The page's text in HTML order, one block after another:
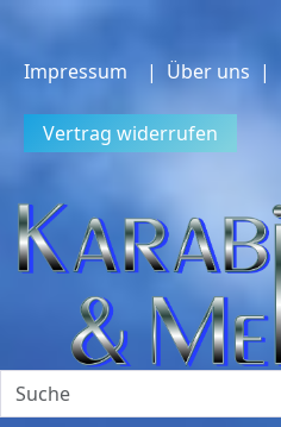
Impressum | Über uns |
Vertrag widerrufen